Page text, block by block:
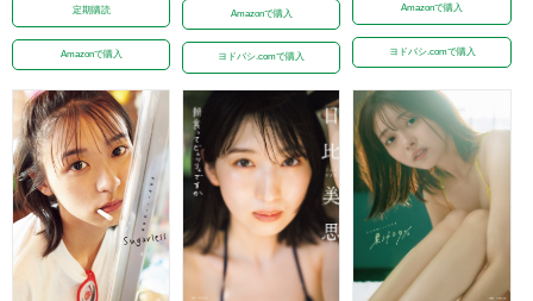
定期購読
Amazonで購入
Amazonで購入
ヨドバシ.comで購入
Amazonで購入
ヨドバシ.comで購入